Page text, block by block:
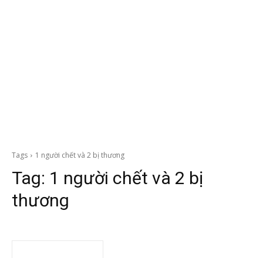
Tags 1 người chết và 2 bị thương
Tag: 1 người chết và 2 bị
thương